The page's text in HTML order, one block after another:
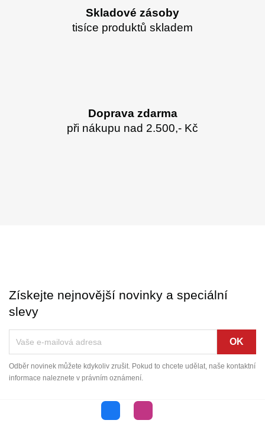
Skladové zásoby
tisíce produktů skladem
Doprava zdarma
při nákupu nad 2.500,- Kč
Získejte nejnovější novinky a speciální
slevy
Odběr novinek můžete kdykoliv zrušit. Pokud to chcete udělat, naše kontaktní
informace naleznete v právním oznámení.
Facebook